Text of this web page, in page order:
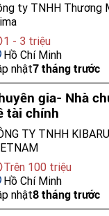
ty TNHH Thương
1 - 3 triệu
Hồ Chí Minh
nhật7 tháng trước
gia- Nhà
tài chính
TY TNHH
Trên 100 triệu
Hồ Chí Minh
nhật8 tháng trước